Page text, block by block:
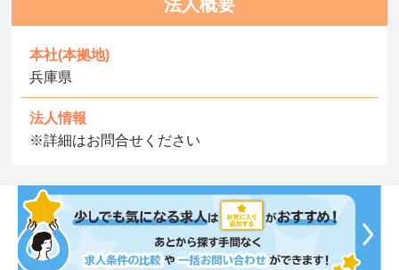
法人概要
本社(本拠地)
兵庫県
法人情報
※詳細はお問合せください